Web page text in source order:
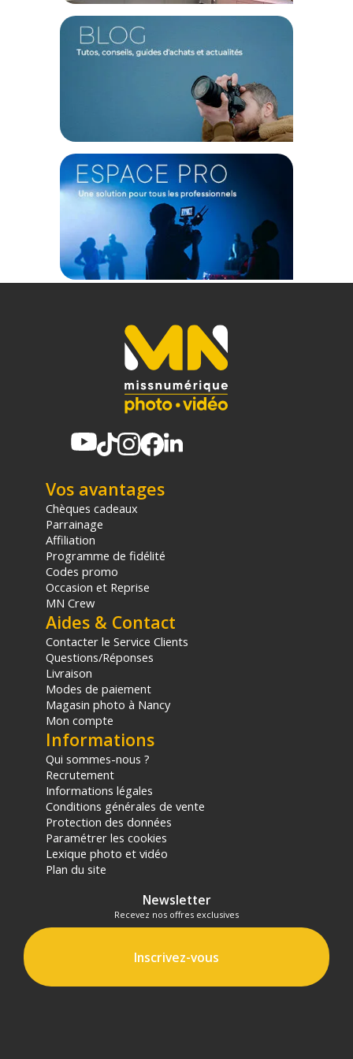
Vos avantages
Chèques cadeaux
Parrainage
Affiliation
Programme de fidélité
Codes promo
Occasion et Reprise
MN Crew
Aides & Contact
Contacter le Service Clients
Questions/Réponses
Livraison
Modes de paiement
Magasin photo à Nancy
Mon compte
Informations
Qui sommes-nous ?
Recrutement
Informations légales
Conditions générales de vente
Protection des données
Paramétrer les cookies
Lexique photo et vidéo
Plan du site
Newsletter
Recevez nos offres exclusives
Inscrivez-vous